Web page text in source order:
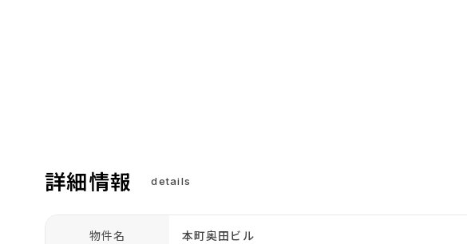
詳細情報 details
物件名 本町奥田ビル